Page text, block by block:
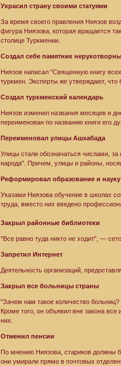
Украсил страну своими статуями
За время своего правления Ниязов
фигура Ниязова, которая вращается
столице Туркмении.
Создал себе памятник
Ниязов написал "Священную книгу
туркмен. Эксперты же утверждают, что
Создал туркменский календарь
Ниязов изменил названия месяцев и
переименован по названию книги его
Переименовал улицы Ашхабада
Улицы стали обозначаться числами,
народа". Причем, улицы и районы,
Реформировал образование и науку
Указами Ниязова обучение в школах
труда, вместо них введено
Закрыл районные библиотеки
"Все равно туда никто не ходит", —
Запретил Интернет
Деятельность организаций,
Закрыл все больницы страны
"Зачем нам такое количество
Кроме того, он объявил вне закона
них.
Отменил пенсии
По мнению Ниязова, стариков должны
они умирали прямо в почтовых